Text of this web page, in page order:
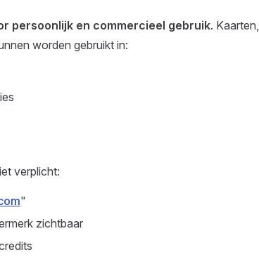
persoonlijk en commercieel gebruik. Kaarten,
worden gebruikt in:
verplicht:
"
zichtbaar